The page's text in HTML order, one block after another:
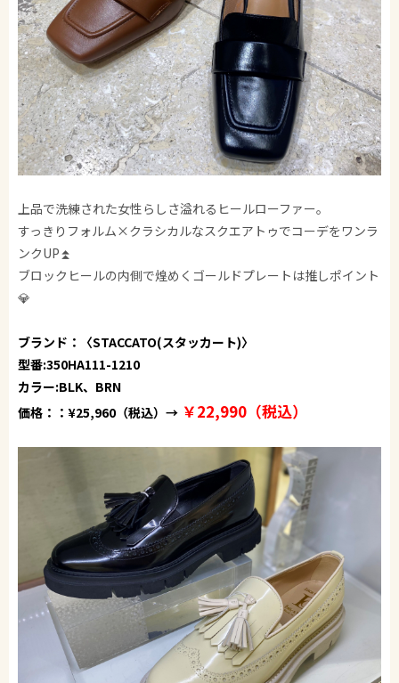
上品で洗練された女性らしさ溢れるヒールローファー。
すっきりフォルム×クラシカルなスクエアトゥでコーデをワンラ
ンクUP⏫
ブロックヒールの内側で煌めくゴールドプレートは推しポイント
💎
ブランド：〈STACCATO(スタッカート)〉
型番:350HA111-1210
カラー:BLK、BRN
価格：：¥25,960（税込）→ ￥22,990（税込）